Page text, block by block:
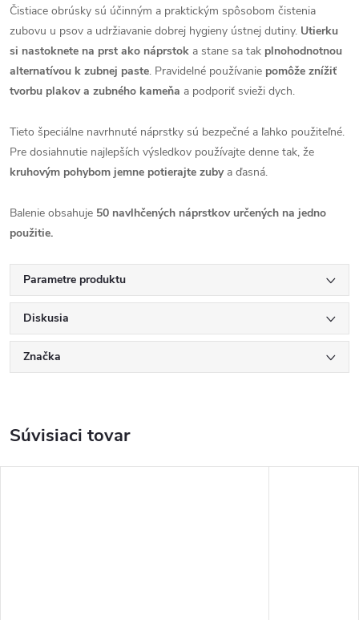
Čistiace obrúsky sú účinným a praktickým spôsobom čistenia
zubovu u psov a udržiavanie dobrej hygieny ústnej dutiny. Utierku
si nastoknete na prst ako náprstok a stane sa tak plnohodnotnou
alternatívou k zubnej paste. Pravidelné používanie pomôže znížiť
tvorbu plakov a zubného kameňa a podporiť svieži dych.
Tieto špeciálne navrhnuté náprstky sú bezpečné a ľahko použiteľné.
Pre dosiahnutie najlepších výsledkov používajte denne tak, že
kruhovým pohybom jemne potierajte zubya ďasná.
Balenie obsahuje 50 navlhčených náprstkov určených na jedno
použitie.
Parametre produktu
Diskusia
Značka
Súvisiaci tovar